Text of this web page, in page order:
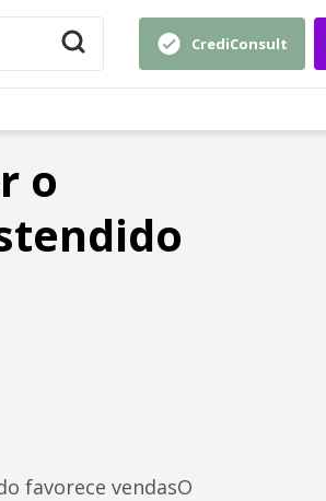
CrediConsult
o
favorece vendasO